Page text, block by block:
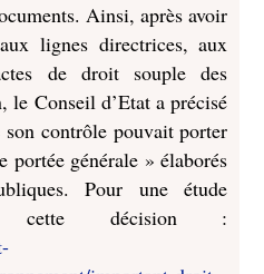
Ainsi, après avoir
lignes directrices, aux
de droit souple des
le Conseil d’Etat a précisé
contrôle pouvait porter
portée générale » élaborés
Pour une étude
cette décision :